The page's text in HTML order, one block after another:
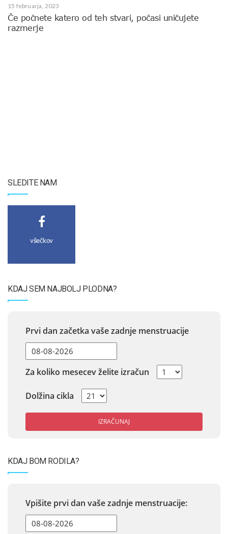
15 februarja, 2023
Če počnete katero od teh stvari, počasi uničujete
razmerje
SLEDITE NAM
všečkov
KDAJ SEM NAJBOLJ PLODNA?
Prvi dan začetka vaše zadnje menstruacije
Za koliko mesecev želite izračun
Dolžina cikla
IZRAČUNAJ
KDAJ BOM RODILA?
Vpišite prvi dan vaše zadnje menstruacije: